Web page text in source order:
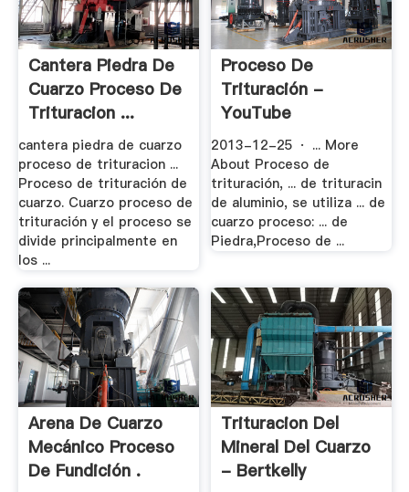
Cantera Piedra De
Cuarzo Proceso De
Trituracion ...
cantera piedra de cuarzo
proceso de trituracion ...
Proceso de trituración de
cuarzo. Cuarzo proceso de
trituración y el proceso se
divide principalmente en
los ...
Proceso De
Trituración -
YouTube
2013-12-25 · ... More
About Proceso de
trituración, ... de trituracin
de aluminio, se utiliza ... de
cuarzo proceso: ... de
Piedra,Proceso de ...
Arena De Cuarzo
Mecánico Proceso
De Fundición .
Trituracion Del
Mineral Del Cuarzo
- Bertkelly